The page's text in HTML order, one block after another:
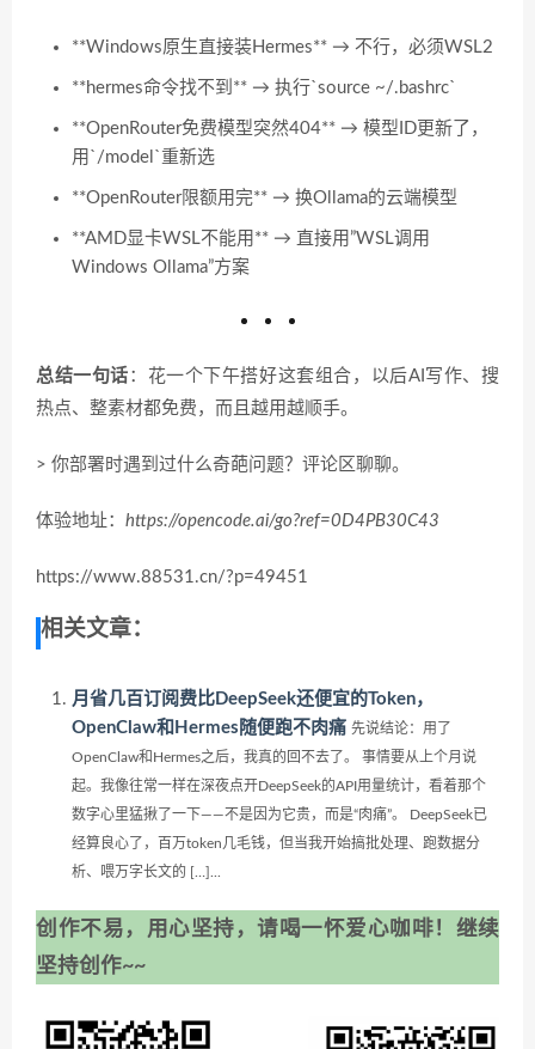
**Windows原生直接装Hermes** → 不行，必须WSL2
**hermes命令找不到** → 执行`source ~/.bashrc`
**OpenRouter免费模型突然404** → 模型ID更新了，
用`/model`重新选
**OpenRouter限额用完** → 换Ollama的云端模型
**AMD显卡WSL不能用** → 直接用”WSL调用
Windows Ollama”方案
总结一句话 ：花一个下午搭好这套组合，以后AI写作、搜
热点、整素材都免费，而且越用越顺手。
> 你部署时遇到过什么奇葩问题？评论区聊聊。
体验地址： https://opencode.ai/go?ref=0D4PB30C43
https://www.88531.cn/?p=49451
相关文章：
月省几百订阅费比DeepSeek还便宜的Token，
OpenClaw和Hermes随便跑不肉痛 先说结论：用了
OpenClaw和Hermes之后，我真的回不去了。 事情要从上个月说
起。我像往常一样在深夜点开DeepSeek的API用量统计，看着那个
数字心里猛揪了一下——不是因为它贵，而是“肉痛”。 DeepSeek已
经算良心了，百万token几毛钱，但当我开始搞批处理、跑数据分
析、喂万字长文的 […]...
创作不易，用心坚持，请喝一怀爱心咖啡！继续
坚持创作~~